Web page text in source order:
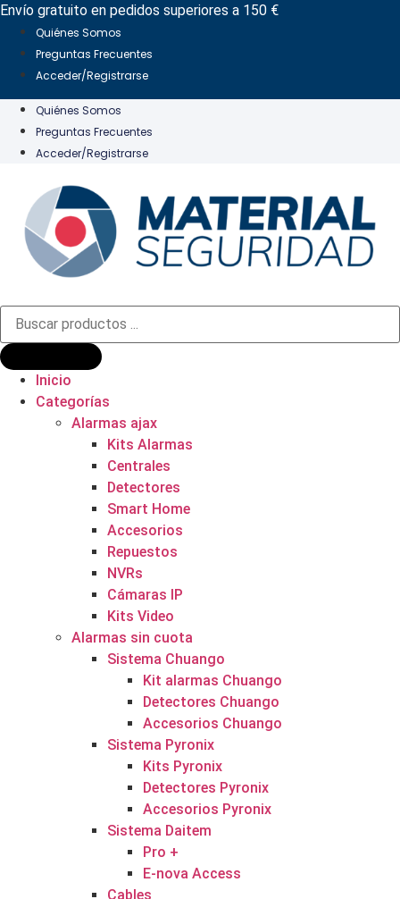
Ir
contenido
Envío gratuito en pedidos superiores a 150 €
Quiénes Somos
Preguntas Frecuentes
Acceder/Registrarse
Quiénes Somos
Preguntas Frecuentes
Acceder/Registrarse
Búsqueda
productos
Inicio
Categorías
Alarmas ajax
Kits Alarmas
Centrales
Detectores
Smart Home
Accesorios
Repuestos
NVRs
Cámaras IP
Kits Video
Alarmas sin cuota
Sistema Chuango
Kit alarmas Chuango
Detectores Chuango
Accesorios Chuango
Sistema Pyronix
Kits Pyronix
Detectores Pyronix
Accesorios Pyronix
Sistema Daitem
Pro +
E-nova Access
Cables